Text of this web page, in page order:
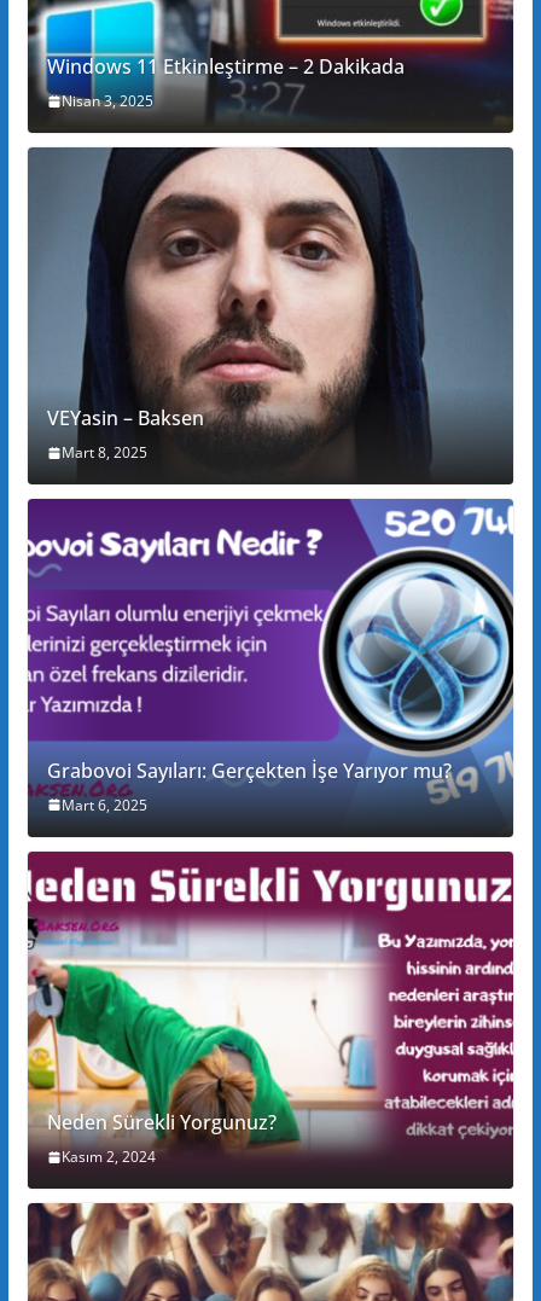
Windows 11 Etkinleştirme – 2 Dakikada
Nisan 3, 2025
VEYasin – Baksen
Mart 8, 2025
Grabovoi Sayıları: Gerçekten İşe Yarıyor mu?
Mart 6, 2025
Neden Sürekli Yorgunuz?
Kasım 2, 2024